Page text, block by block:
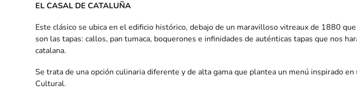
EL CASAL DE CATALUÑA
Este clásico se ubica en el edificio histórico, debajo de un maravilloso vitreaux de 1880
son las tapas: callos, pan tumaca, boquerones e infinidades de auténticas tapas que nos
catalana.
Se trata de una opción culinaria diferente y de alta gama que plantea un menú inspirado
Cultural.